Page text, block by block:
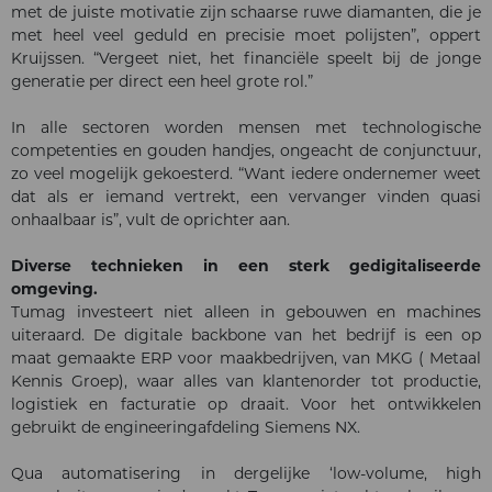
met de juiste motivatie zijn schaarse ruwe diamanten, die je
met heel veel geduld en precisie moet polijsten”, oppert
Kruijssen. “Vergeet niet, het financiële speelt bij de jonge
generatie per direct een heel grote rol.”
In alle sectoren worden mensen met technologische
competenties en gouden handjes, ongeacht de conjunctuur,
zo veel mogelijk gekoesterd. “Want iedere ondernemer weet
dat als er iemand vertrekt, een vervanger vinden quasi
onhaalbaar is”, vult de oprichter aan.
Diverse technieken in een sterk gedigitaliseerde
omgeving.
Tumag investeert niet alleen in gebouwen en machines
uiteraard. De digitale backbone van het bedrijf is een op
maat gemaakte ERP voor maakbedrijven, van MKG ( Metaal
Kennis Groep), waar alles van klantenorder tot productie,
logistiek en facturatie op draait. Voor het ontwikkelen
gebruikt de engineeringafdeling Siemens NX.
Qua automatisering in dergelijke ‘low-volume, high